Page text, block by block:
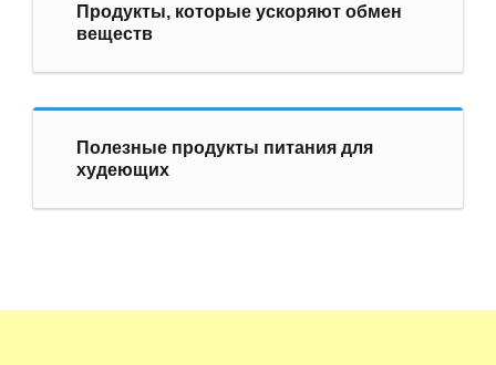
Продукты, которые ускоряют обмен
веществ
Полезные продукты питания для
худеющих